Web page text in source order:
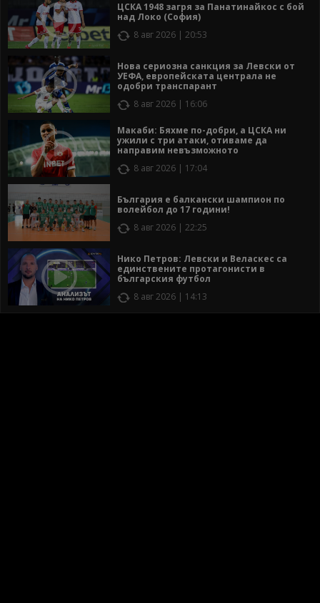
ЦСКА 1948 загря за Панатинайкос с бой
над Локо (София)
8 авг 2026 | 20:53
Нова сериозна санкция за Левски от
УЕФА, европейската централа не
одобри транспарант
8 авг 2026 | 16:06
Макаби: Бяхме по-добри, а ЦСКА ни
ужили с три атаки, отиваме да
направим невъзможното
8 авг 2026 | 17:04
България е балкански шампион по
волейбол до 17 години!
8 авг 2026 | 22:25
Нико Петров: Левски и Веласкес са
единствените протагонисти в
българския футбол
8 авг 2026 | 14:13